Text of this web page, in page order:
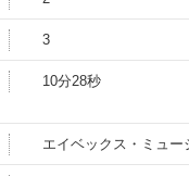
3
10分28秒
エイベックス・ミュ